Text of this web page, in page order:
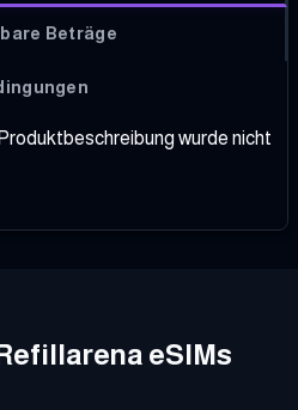
Beträge
wurde nicht
eSIMs